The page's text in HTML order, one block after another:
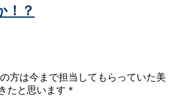
！？
方は今まで担当してもらっていた美
たと思います＊